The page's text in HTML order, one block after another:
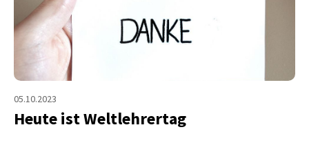
05.10.2023
Heute ist Weltlehrertag